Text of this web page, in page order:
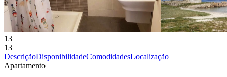
13
13
DescriçãoDisponibilidadeComodidadesLocalização
Apartamento